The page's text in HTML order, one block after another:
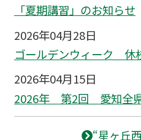
「夏期講習」のお知らせ
2026年04月28日
ゴールデンウィーク 休
2026年04月15日
2026年 第2回 愛知全
“星ヶ丘